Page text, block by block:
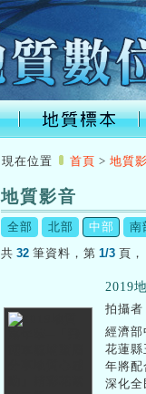
現在位置
首頁 > 地質
地質影音
:::
全部
北部 中部 南
共 32 筆資料，第 1/3 頁，
2019
拍攝者
經濟部
花蓮縣
年將配
深化全